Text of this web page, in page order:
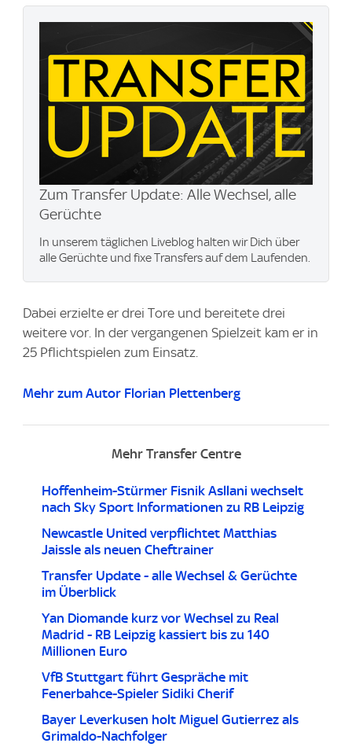
Zum Transfer Update: Alle Wechsel, alle
Gerüchte
In unserem täglichen Liveblog halten wir Dich über
alle Gerüchte und fixe Transfers auf dem Laufenden.
Dabei erzielte er drei Tore und bereitete drei
weitere vor. In der vergangenen Spielzeit kam er in
25 Pflichtspielen zum Einsatz.
Mehr zum Autor Florian Plettenberg
Mehr Transfer Centre
Hoffenheim-Stürmer Fisnik Asllani wechselt
nach Sky Sport Informationen zu RB Leipzig
Newcastle United verpflichtet Matthias
Jaissle als neuen Cheftrainer
Transfer Update - alle Wechsel & Gerüchte
im Überblick
Yan Diomande kurz vor Wechsel zu Real
Madrid - RB Leipzig kassiert bis zu 140
Millionen Euro
VfB Stuttgart führt Gespräche mit
Fenerbahce-Spieler Sidiki Cherif
Bayer Leverkusen holt Miguel Gutierrez als
Grimaldo-Nachfolger